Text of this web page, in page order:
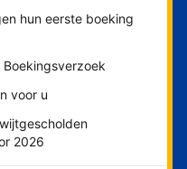
hun eerste boeking
voor u
2026